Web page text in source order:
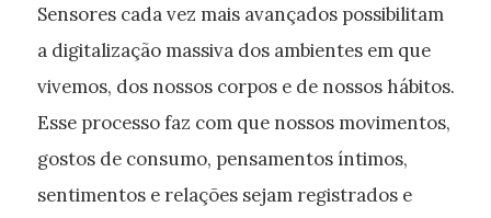
Sensores cada vez mais avançados possibilitam
a digitalização massiva dos ambientes em que
vivemos, dos nossos corpos e de nossos hábitos.
Esse processo faz com que nossos movimentos,
gostos de consumo, pensamentos íntimos,
sentimentos e relações sejam registrados e